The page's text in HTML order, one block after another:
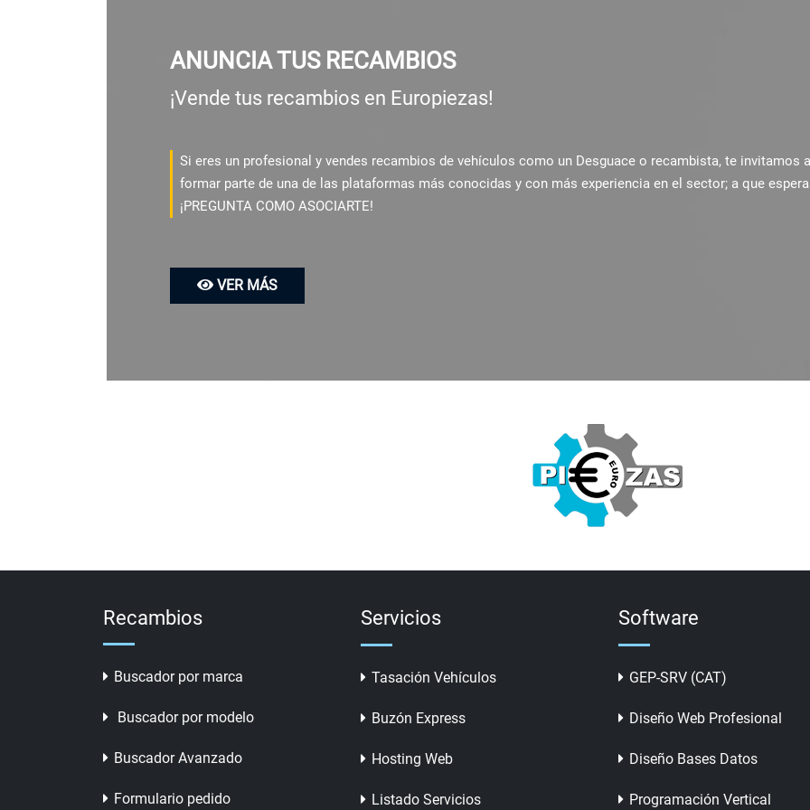
ANUNCIA TUS RECAMBIOS
¡Vende tus recambios en Europiezas!
Si eres un profesional y vendes recambios de vehículos como un Desguace o recambista, te invitamos a
formar parte de una de las plataformas más conocidas y con más experiencia en el sector; a que
¡PREGUNTA COMO ASOCIARTE!
VER MÁS
Recambios
Buscador por marca
Buscador por modelo
Buscador Avanzado
Formulario pedido
Servicios
Tasación Vehículos
Buzón Express
Hosting Web
Listado Servicios
Software
GEP-SRV (CAT)
Diseño Web Profesional
Diseño Bases Datos
Programación Vertical